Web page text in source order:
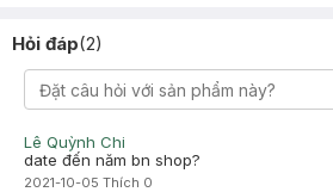
Hỏi đáp(2)
Lê Quỳnh Chi
date đến năm bn shop?
2021-10-05 Thích 0